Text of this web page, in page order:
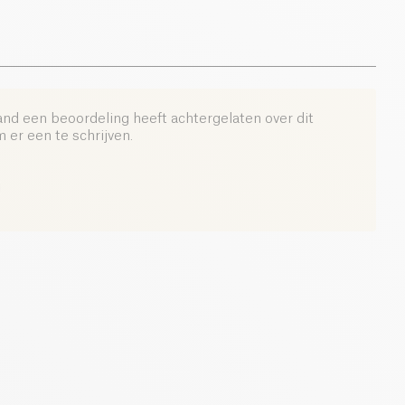
een beoordeling heeft achtergelaten over dit
er een te schrijven.